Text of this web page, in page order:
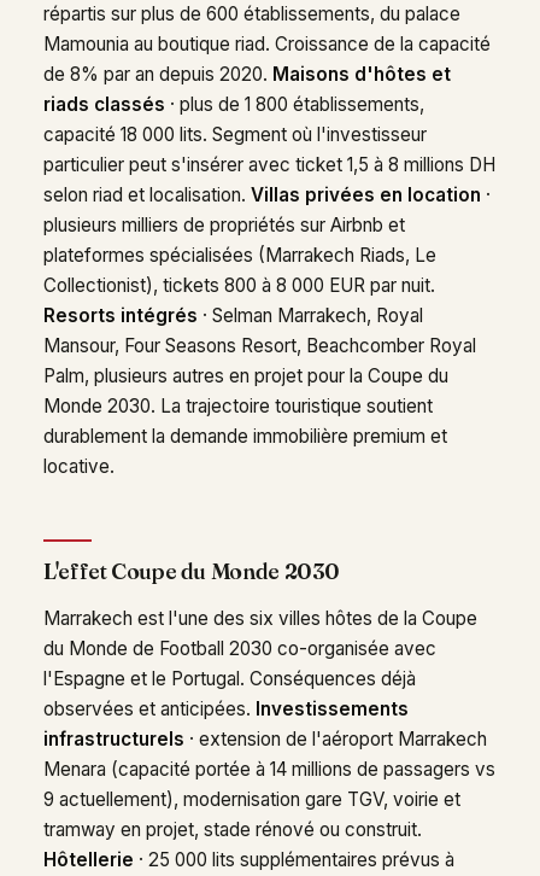
répartis sur plus de 600 établissements, du palace
Mamounia au boutique riad. Croissance de la capacité
de 8% par an depuis 2020. Maisons d'hôtes et
riads classés · plus de 1 800 établissements,
capacité 18 000 lits. Segment où l'investisseur
particulier peut s'insérer avec ticket 1,5 à 8 millions DH
selon riad et localisation. Villas privées en location ·
plusieurs milliers de propriétés sur Airbnb et
plateformes spécialisées (Marrakech Riads, Le
Collectionist), tickets 800 à 8 000 EUR par nuit.
Resorts intégrés · Selman Marrakech, Royal
Mansour, Four Seasons Resort, Beachcomber Royal
Palm, plusieurs autres en projet pour la Coupe du
Monde 2030. La trajectoire touristique soutient
durablement la demande immobilière premium et
locative.
L'effet Coupe du Monde 2030
Marrakech est l'une des six villes hôtes de la Coupe
du Monde de Football 2030 co-organisée avec
l'Espagne et le Portugal. Conséquences déjà
observées et anticipées. Investissements
infrastructurels · extension de l'aéroport Marrakech
Menara (capacité portée à 14 millions de passagers vs
9 actuellement), modernisation gare TGV, voirie et
tramway en projet, stade rénové ou construit.
Hôtellerie · 25 000 lits supplémentaires prévus à